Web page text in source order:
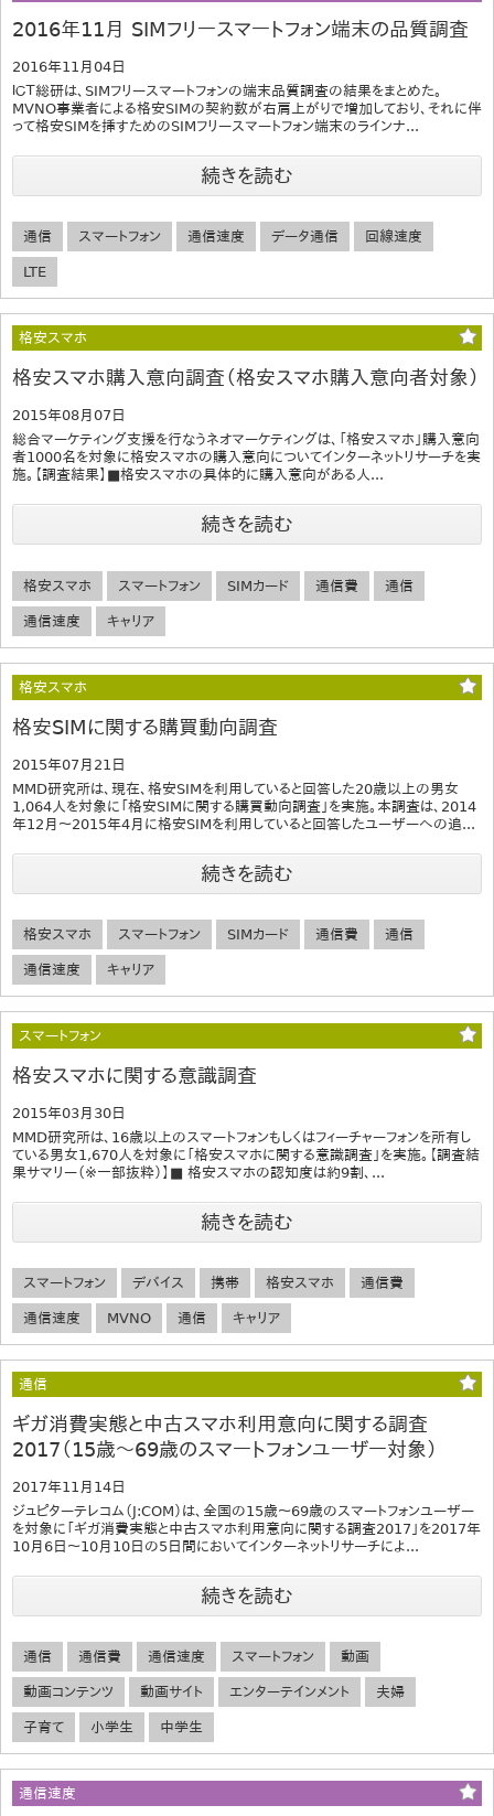
2016年11月 SIMフリースマートフォン端末の品質調査
2016年11月04日
ＩＣＴ総研は、SIMフリースマートフォンの端末品質調査の結果をまとめた。
MVNO事業者による格安SIMの契約数が右肩上がりで増加しており、それに伴
って格安SIMを挿すためのSIMフリースマートフォン端末のラインナ...
続きを読む
通信 スマートフォン 通信速度 データ通信 回線速度
LTE
格安スマホ
格安スマホ購入意向調査（格安スマホ購入意向者対象）
2015年08月07日
総合マーケティング支援を行なうネオマーケティングは、「格安スマホ」購入意向
者1000名を対象に格安スマホの購入意向についてインターネットリサーチを実
施。【調査結果】■格安スマホの具体的に購入意向がある人...
続きを読む
格安スマホ スマートフォン SIMカード 通信費 通信
通信速度 キャリア
格安スマホ
格安SIMに関する購買動向調査
2015年07月21日
MMD研究所は、現在、格安SIMを利用していると回答した20歳以上の男女
1,064人を対象に「格安SIMに関する購買動向調査」を実施。本調査は、2014
年12月～2015年4月に格安SIMを利用していると回答したユーザーへの追...
続きを読む
格安スマホ スマートフォン SIMカード 通信費 通信
通信速度 キャリア
スマートフォン
格安スマホに関する意識調査
2015年03月30日
MMD研究所は、16歳以上のスマートフォンもしくはフィーチャーフォンを所有し
ている男女1,670人を対象に「格安スマホに関する意識調査」を実施。【調査結
果サマリー（※一部抜粋）】■ 格安スマホの認知度は約9割、...
続きを読む
スマートフォン デバイス 携帯 格安スマホ 通信費
通信速度 MVNO 通信 キャリア
通信
ギガ消費実態と中古スマホ利用意向に関する調査
2017（15歳～69歳のスマートフォンユーザー対象）
2017年11月14日
ジュピターテレコム（J:COM）は、全国の15歳～69歳のスマートフォンユーザー
を対象に「ギガ消費実態と中古スマホ利用意向に関する調査2017」を2017年
10月6日～10月10日の5日間においてインターネットリサーチによ...
続きを読む
通信 通信費 通信速度 スマートフォン 動画
動画コンテンツ 動画サイト エンターテインメント 夫婦
子育て 小学生 中学生
通信速度